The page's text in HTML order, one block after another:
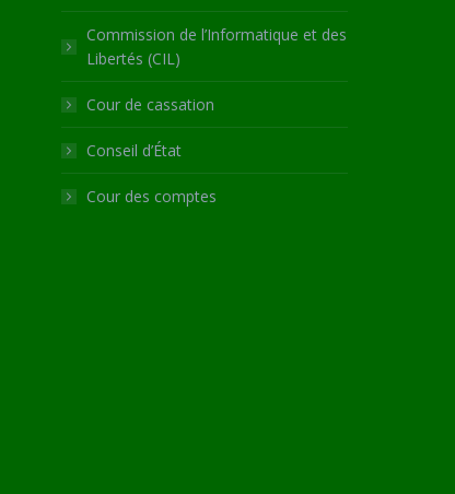
Commission de l’Informatique et des
Libertés (CIL)
Cour de cassation
Conseil d’État
Cour des comptes